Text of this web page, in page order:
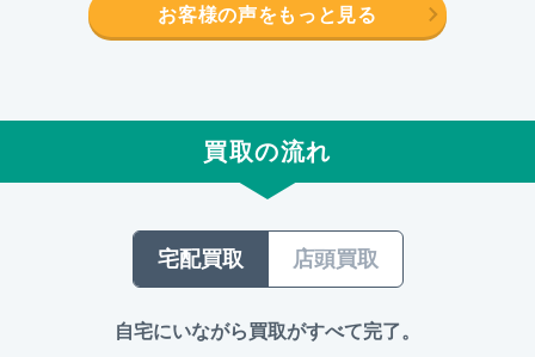
お客様の声をもっと見る
買取の流れ
宅配買取 店頭買取
自宅にいながら買取がすべて完了。